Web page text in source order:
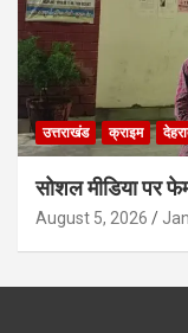
उत्तराखंड क्राइम
सोशल मीडिया पर
August 5, 2026